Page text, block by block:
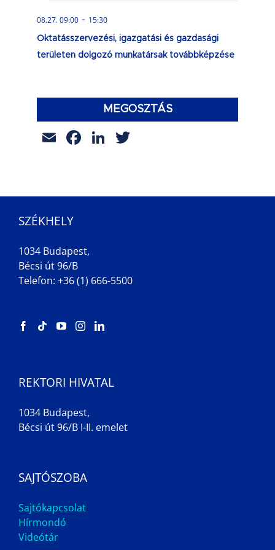
08.27. 09:00 - 15:30
Oktatásszervezési, igazgatási és gazdasági
területen dolgozó munkatársak továbbképzése
MEGOSZTÁS
EmailFacebook
LinkedIn
SZÉKHELY
1034 Budapest,
Bécsi út 96/B
Telefon: +36 (1) 666-5500
REKTORI HIVATAL
1034 Budapest,
Bécsi út 96/B I-II. emelet
SAJTÓSZOBA
Sajtókapcsolat
Hírmondó
Videótár